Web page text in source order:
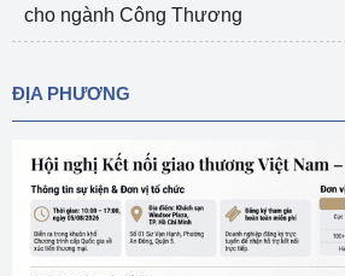
cho ngành Công Thương
ĐỊA PHƯƠNG